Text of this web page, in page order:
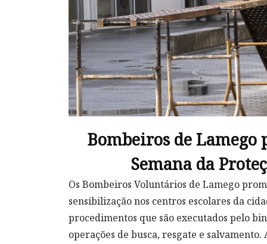
Bombeiros de
Semana da
Os Bombeiros Voluntários de Lamego
sensibilização nos centros escolares da
procedimentos que são executados pelo
operações de busca, resgate e